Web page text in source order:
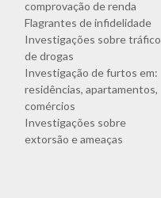
comprovação de renda
Flagrantes de infidelidade
Investigações sobre tráfico
de drogas
Investigação de furtos em:
residências, apartamentos,
comércios
Investigações sobre
extorsão e ameaças